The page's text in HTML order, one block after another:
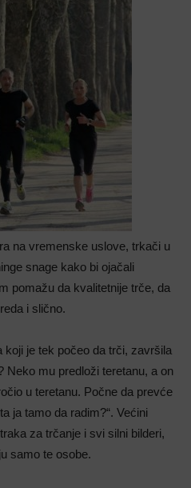
na vremenske uslove, trkači u
snage kako bi ojačali
pomažu da kvalitetnije trče, da
i slično.
je tek počeo da trči, završila
Neko mu predloži teretanu, a on
u teretanu. Počne da prevće
ja tamo da radim?“. Većini
za trčanje i svi silni bilderi,
samo te osobe.